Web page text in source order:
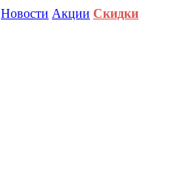
Новости Акции Скидки